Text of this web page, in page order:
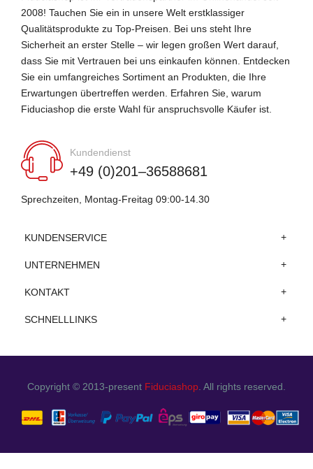
2008! Tauchen Sie ein in unsere Welt erstklassiger
Qualitätsprodukte zu Top-Preisen. Bei uns steht Ihre
Sicherheit an erster Stelle – wir legen großen Wert darauf,
dass Sie mit Vertrauen bei uns einkaufen können. Entdecken
Sie ein umfangreiches Sortiment an Produkten, die Ihre
Erwartungen übertreffen werden. Erfahren Sie, warum
Fiduciashop die erste Wahl für anspruchsvolle Käufer ist.
Kundendienst
+49 (0)201–36588681
Sprechzeiten, Montag-Freitag 09:00-14.30
KUNDENSERVICE
UNTERNEHMEN
KONTAKT
SCHNELLLINKS
Copyright © 2013-present Fiduciashop . All rights reserved.